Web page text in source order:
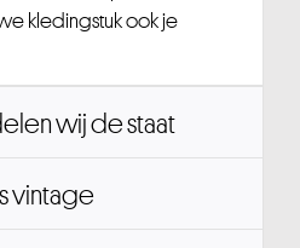
kledingstuk ook je
wij de staat
vintage